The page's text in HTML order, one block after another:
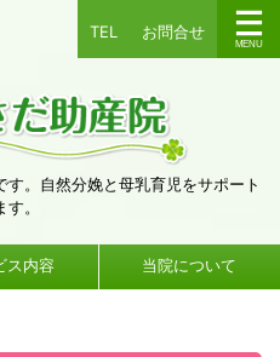
TEL お問合せ
。自然分娩と母乳育児をサポート
す。
ス内容 当院について